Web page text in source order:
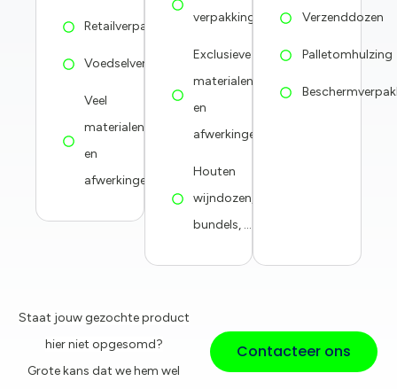
Retailverpakkingen
Voedselverpakkingen
Veel
materialen
en
afwerkingen
verpakkingen
Exclusieve
materialen
en
afwerkingen
Houten
wijndozen,
bundels, ...
Verzenddozen
Palletomhulzing
Staat jouw gezochte product
hier niet opgesomd?
Grote kans dat we hem wel
Contacteer ons